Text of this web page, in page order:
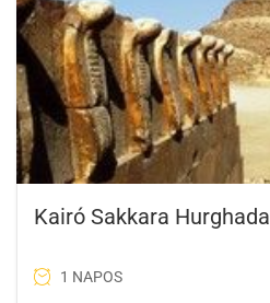
Kairó Sakkara Hurghada
1 NAPOS